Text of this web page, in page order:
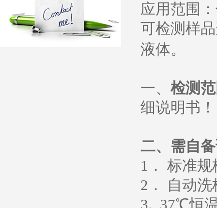
应用范围
可检测样
液体。
一、 检测
细说明书 ！
二、需自
1 ． 标准
2 ． 自动
3. 37℃恒